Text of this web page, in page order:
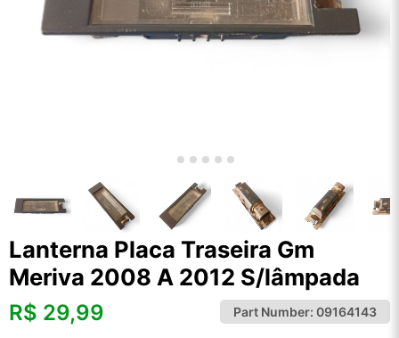
Lanterna Placa Traseira Gm
Meriva 2008 A 2012 S/lâmpada
R$ 29,99 Part Number: 09164143